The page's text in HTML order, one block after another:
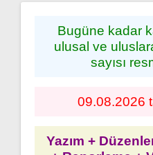
Bugüne kadar
ulusal ve
sayısı
09.08.2026
Yazım +